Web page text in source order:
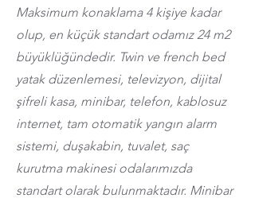
Maksimum konaklama 4 kişiye kadar
olup, en küçük standart odamız 24 m2
büyüklüğündedir. Twin ve french bed
yatak düzenlemesi, televizyon, dijital
şifreli kasa, minibar, telefon, kablosuz
internet, tam otomatik yangın alarm
sistemi, duşakabin, tuvalet, saç
kurutma makinesi odalarımızda
standart olarak bulunmaktadır. Minibar